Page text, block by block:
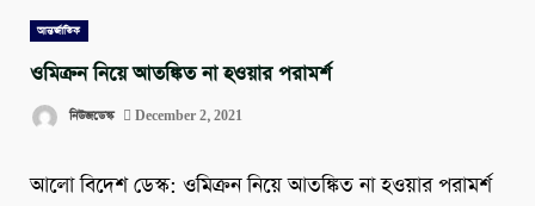
আন্তর্জাতিক
ওমিক্রন নিয়ে আতঙ্কিত না হওয়ার পরামর্শ
নিউজডেস্ক December 2, 2021
আলো বিদেশ ডেস্ক: ওমিক্রন নিয়ে আতঙ্কিত না হওয়ার পরামর্শ